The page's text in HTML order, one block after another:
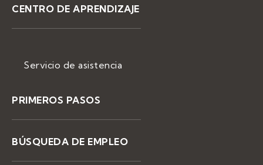
CENTRO DE APRENDIZAJE
Servicio de asistencia
PRIMEROS PASOS
BÚSQUEDA DE EMPLEO